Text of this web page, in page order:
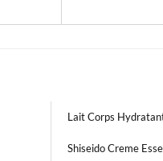
Lait Corps
Shiseido Creme